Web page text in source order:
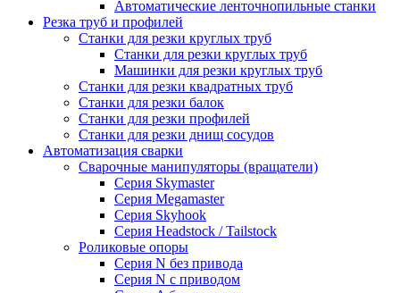
Автоматические ленточнопильные станки
Резка труб и профилей
Станки для резки круглых труб
Станки для резки круглых труб
Машинки для резки круглых труб
Станки для резки квадратных труб
Станки для резки балок
Станки для резки профилей
Станки для резки днищ сосудов
Автоматизация сварки
Сварочные манипуляторы (вращатели)
Серия Skymaster
Серия Megamaster
Серия Skyhook
Серия Headstock / Tailstock
Роликовые опоры
Серия N без привода
Серия N с приводом